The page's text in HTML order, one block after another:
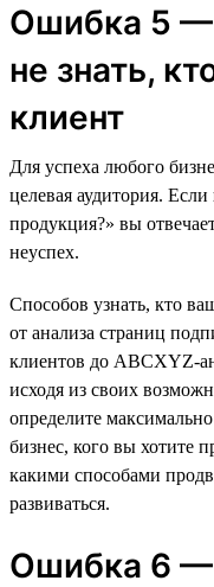
Ошибка 5 —
не знать,
клиент
Для успеха любого
целевая аудитория.
продукция?» вы
неуспех.
Способов узнать, кто
от анализа страниц
клиентов до ABCXYZ-
исходя из своих
определите
бизнес, кого вы хотите
какими способами
развиваться.
Ошибка 6 —